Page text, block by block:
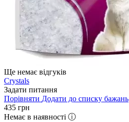
Ще немає відгуків
Crystals
Задати питання
Порівняти Додати до списку бажань
435 грн
Немає в наявності ⓘ